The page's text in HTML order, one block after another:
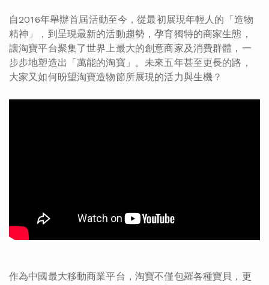
自2016年舉辦首屆活動至今，從最初展現年輕人的「造物
精神」，到呈現最新的活動趨勢，孕育獨特的商家生態，
讓淘寶平台聚集了世界上最大的創意商家及消費群體，一
步步地塑造出「萬能的淘寶」。未來五年甚至更長的路，
大家又如何昐望淘寶造物節所展現的活力與生機？
作為中國最大移動商業平台，淘寶不僅包羅各種寶貝，更